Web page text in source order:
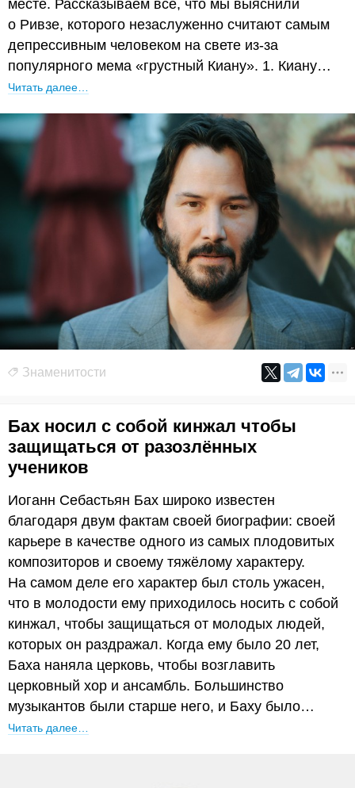
месте. Рассказываем всё, что мы выяснили
о Ривзе, которого незаслуженно считают самым
депрессивным человеком на свете из-за
популярного мема «грустный Киану». 1. Киану…
Читать далее…
Знаменитости
Бах носил с собой кинжал чтобы
защищаться от разозлённых
учеников
Иоганн Себастьян Бах широко известен
благодаря двум фактам своей биографии: своей
карьере в качестве одного из самых плодовитых
композиторов и своему тяжёлому характеру.
На самом деле его характер был столь ужасен,
что в молодости ему приходилось носить с собой
кинжал, чтобы защищаться от молодых людей,
которых он раздражал. Когда ему было 20 лет,
Баха наняла церковь, чтобы возглавить
церковный хор и ансамбль. Большинство
музыкантов были старше него, и Баху было…
Читать далее…